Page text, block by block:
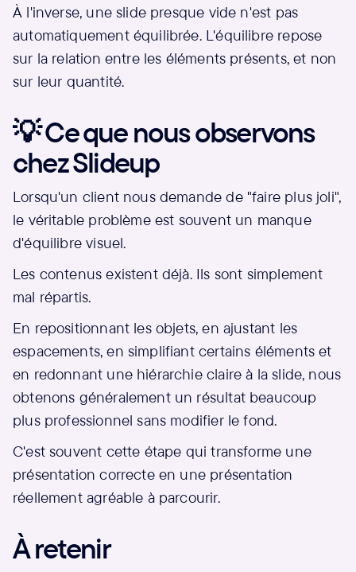
À l'inverse, une slide presque vide n'est pas
automatiquement équilibrée. L'équilibre repose
sur la relation entre les éléments présents, et non
sur leur quantité.
💡 Ce que nous observons
chez Slideup
Lorsqu'un client nous demande de "faire plus joli",
le véritable problème est souvent un manque
d'équilibre visuel.
Les contenus existent déjà. Ils sont simplement
mal répartis.
En repositionnant les objets, en ajustant les
espacements, en simplifiant certains éléments et
en redonnant une hiérarchie claire à la slide, nous
obtenons généralement un résultat beaucoup
plus professionnel sans modifier le fond.
C'est souvent cette étape qui transforme une
présentation correcte en une présentation
réellement agréable à parcourir.
À retenir